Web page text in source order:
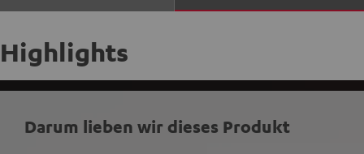
Highlights
Darum lieben wir dieses Produkt